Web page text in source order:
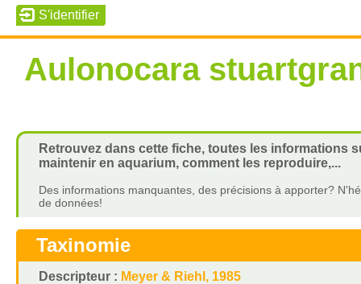
Aulonocara
Retrouvez dans cette fiche, toutes les informations
maintenir en aquarium, comment les reproduire,...
Des informations manquantes, des précisions à apporter?
de données!
Taxinomie
Descripteur : Meyer & Riehl, 1985